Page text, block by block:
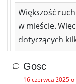
Większość
w mieście.
dotyczących
Gosc
16 czerwca 2025 o